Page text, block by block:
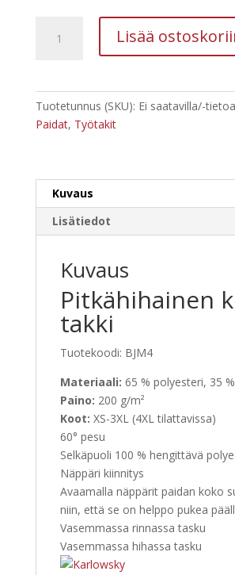
kokin
Lisää
Tuotetunnus (SKU): Ei saatavilla/-tietoa
Paidat, Työtakit
Kuvaus
Lisätiedot
Kuvaus
Pitkähihainen
takki
Tuotekoodi: BJM4
Materiaali: 65 % polyesteri, 35
Paino: 200 g/m²
Koot: XS-3XL (4XL tilattavissa)
60° pesu
Selkäpuoli 100 % hengittävä
Näppäri kiinnitys
Avaamalla näppärit paidan koko
niin, että se on helppo pukea
Vasemmassa rinnassa tasku
Vasemmassa hihassa tasku